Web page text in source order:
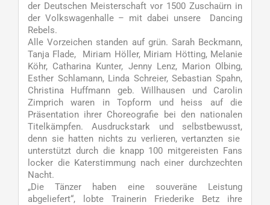
der Deutschen Meisterschaft vor 1500 Zuschaürn in
der Volkswagenhalle – mit dabei unsere Dancing
Rebels.
Alle Vorzeichen standen auf grün. Sarah Beckmann,
Tanja Flade, Miriam Höller, Miriam Hötting, Melanie
Köhr, Catharina Kunter, Jenny Lenz, Marion Olbing,
Esther Schlamann, Linda Schreier, Sebastian Spahn,
Christina Huffmann geb. Willhausen und Carolin
Zimprich waren in Topform und heiss auf die
Präsentation ihrer Choreografie bei den nationalen
Titelkämpfen. Ausdruckstark und selbstbewusst,
denn sie hatten nichts zu verlieren, vertanzten sie
unterstützt durch die knapp 100 mitgereisten Fans
locker die Katerstimmung nach einer durchzechten
Nacht.
„Die Tänzer haben eine souveräne Leistung
abgeliefert“, lobte Trainerin Friederike Betz ihre